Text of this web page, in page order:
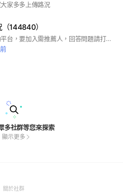
家多多上傳路況
144840）
運轉手路況分享互助平台，要加入需推薦人，回答問題請打上他在社群的名稱
多社群等您來探索
顯示更多
關於社群(Open